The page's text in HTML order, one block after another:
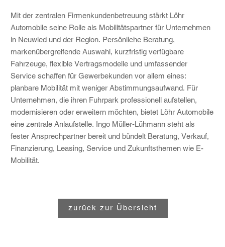
Mit der zentralen Firmenkundenbetreuung stärkt Löhr
Automobile seine Rolle als Mobilitätspartner für Unternehmen
in Neuwied und der Region. Persönliche Beratung,
markenübergreifende Auswahl, kurzfristig verfügbare
Fahrzeuge, flexible Vertragsmodelle und umfassender
Service schaffen für Gewerbekunden vor allem eines:
planbare Mobilität mit weniger Abstimmungsaufwand. Für
Unternehmen, die ihren Fuhrpark professionell aufstellen,
modernisieren oder erweitern möchten, bietet Löhr Automobile
eine zentrale Anlaufstelle. Ingo Müller-Lühmann steht als
fester Ansprechpartner bereit und bündelt Beratung, Verkauf,
Finanzierung, Leasing, Service und Zukunftsthemen wie E-
Mobilität.
zurück zur Übersicht